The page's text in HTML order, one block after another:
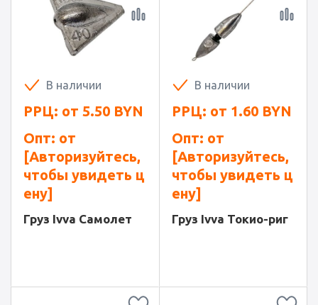
В наличии
РРЦ: от 5.50 BYN
Опт: от
[Авторизуйтесь,
чтобы увидеть ц
ену]
Груз Ivva Самолет
В наличии
РРЦ: от 1.60 BYN
Опт: от
[Авторизуйтесь,
чтобы увидеть ц
ену]
Груз Ivva Токио-риг